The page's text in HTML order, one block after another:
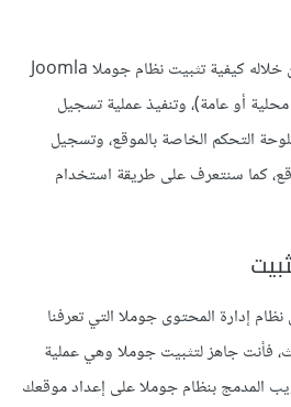
أما في هذا الدرس سنتعلم من خلاله كيفية تثبيت نظام جوملا Joomla
أو عامة)، وتنفيذ عملية تسجيل
التحكم الخاصة بالموقع، وتسجيل
كما سنتعرف على طريقة استخدام
إدارة المحتوى جوملا التي تعرفنا
فأنت جاهز لتثبيت جوملا وهي عملية
المدمج بنظام جوملا على إعداد موقعك